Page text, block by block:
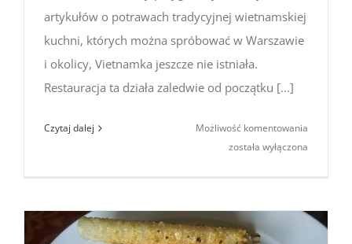
artykułów o potrawach tradycyjnej wietnamskiej
kuchni, których można spróbować w Warszawie
i okolicy, Vietnamka jeszcze nie istniała.
Restauracja ta działa zaledwie od początku [...]
Czytaj dalej Możliwość komentowania
w
została wyłączona